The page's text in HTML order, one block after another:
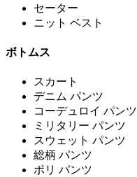
セーター
ニット ベスト
ボトムス
スカート
デニム パンツ
コーデュロイ パンツ
ミリタリー パンツ
スウェット パンツ
総柄 パンツ
ポリ パンツ